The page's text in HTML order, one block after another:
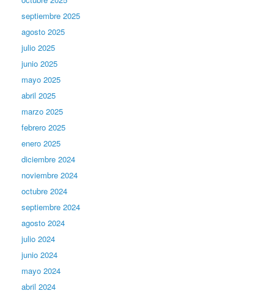
septiembre 2025
agosto 2025
julio 2025
junio 2025
mayo 2025
abril 2025
marzo 2025
febrero 2025
enero 2025
diciembre 2024
noviembre 2024
octubre 2024
septiembre 2024
agosto 2024
julio 2024
junio 2024
mayo 2024
abril 2024